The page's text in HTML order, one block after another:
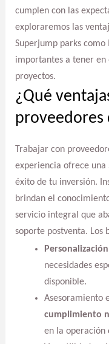
cumplen con las
exploraremos las
Superjump parks
importantes a tener
proyectos.
¿Qué
proveedores
Trabajar con
experiencia ofrece una
éxito de tu inversión.
brindan el
servicio integral que
soporte postventa. Los
necesidades
disponible.
Asesoramiento
cumplimiento
en la operación